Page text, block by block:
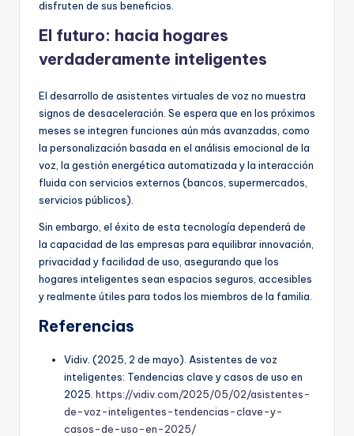
disfruten de sus beneficios.
El futuro: hacia hogares
verdaderamente inteligentes
El desarrollo de asistentes virtuales de voz no muestra
signos de desaceleración. Se espera que en los próximos
meses se integren funciones aún más avanzadas, como
la personalización basada en el análisis emocional de la
voz, la gestión energética automatizada y la interacción
fluida con servicios externos (bancos, supermercados,
servicios públicos).
Sin embargo, el éxito de esta tecnología dependerá de
la capacidad de las empresas para equilibrar innovación,
privacidad y facilidad de uso, asegurando que los
hogares inteligentes sean espacios seguros, accesibles
y realmente útiles para todos los miembros de la familia.
Referencias
Vidiv. (2025, 2 de mayo). Asistentes de voz
inteligentes: Tendencias clave y casos de uso en
2025. https://vidiv.com/2025/05/02/asistentes-
de-voz-inteligentes-tendencias-clave-y-
casos-de-uso-en-2025/